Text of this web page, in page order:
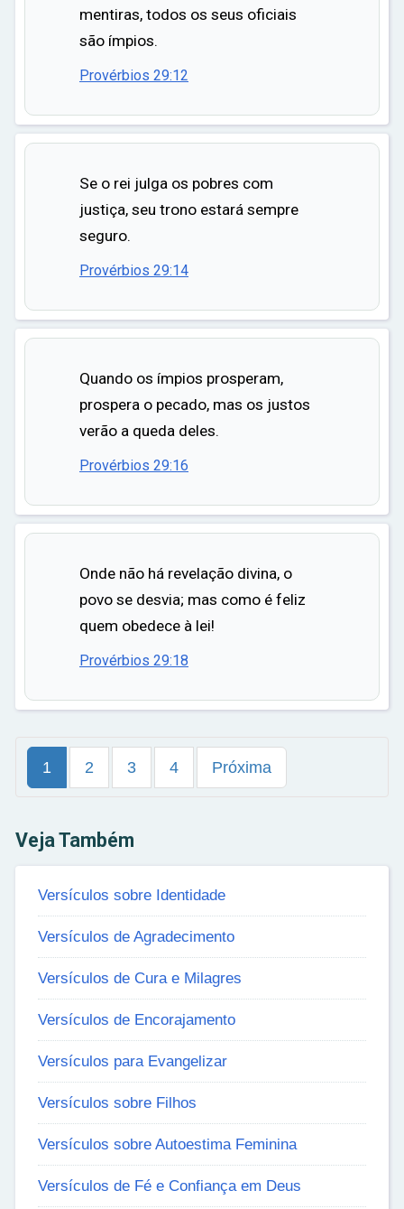
mentiras, todos os seus oficiais
são ímpios.
Provérbios 29:12
Se o rei julga os pobres com
justiça, seu trono estará sempre
seguro.
Provérbios 29:14
Quando os ímpios prosperam,
prospera o pecado, mas os justos
verão a queda deles.
Provérbios 29:16
Onde não há revelação divina, o
povo se desvia; mas como é feliz
quem obedece à lei!
Provérbios 29:18
1 2 3 4 Próxima
Veja Também
Versículos sobre Identidade
Versículos de Agradecimento
Versículos de Cura e Milagres
Versículos de Encorajamento
Versículos para Evangelizar
Versículos sobre Filhos
Versículos sobre Autoestima Feminina
Versículos de Fé e Confiança em Deus